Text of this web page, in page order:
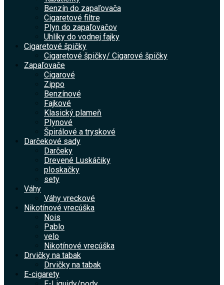
Benzín do zapaľovača
Cigaretové filtre
Plyn do zapaľovačov
Uhlíky do vodnej fajky
Cigaretové špičky
Cigaretové špičky/ Cigarové špičky
Zapaľovače
Cigarové
Zippo
Benzínové
Fajkové
Klasický plameň
Plynové
Špirálové a tryskové
Darčekové sady
Darčeky
Drevené Luskáčiky
ploskačky
sety
Váhy
Váhy vreckové
Nikotínové vrecúška
Nois
Pablo
velo
Nikotínové vrecúška
Drvičky na tabak
Drvičky na tabak
E-cigarety